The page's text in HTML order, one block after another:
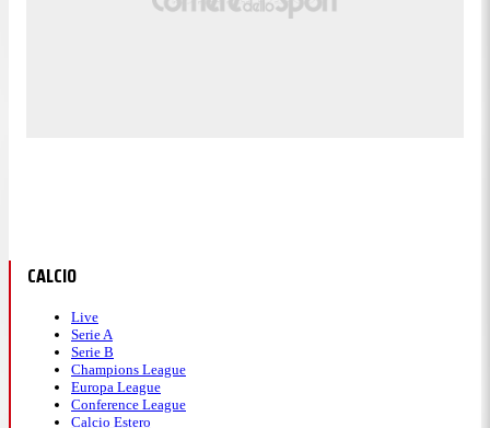
CALCIO
Live
Serie A
Serie B
Champions League
Europa League
Conference League
Calcio Estero